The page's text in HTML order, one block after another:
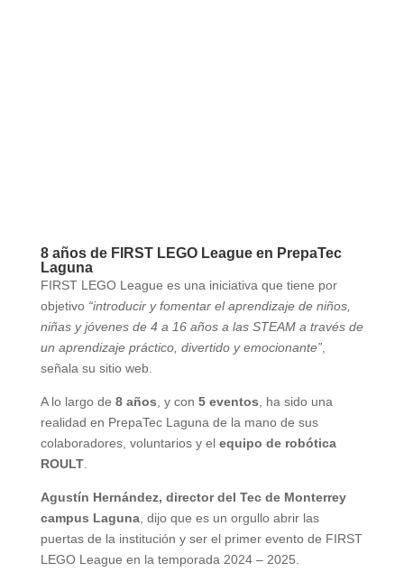
8 años de FIRST LEGO League en PrepaTec
Laguna
FIRST LEGO League es una iniciativa que tiene por
objetivo “introducir y fomentar el aprendizaje de niños,
niñas y jóvenes de 4 a 16 años a las STEAM a través de
un aprendizaje práctico, divertido y emocionante”,
señala su sitio web.
A lo largo de 8 años , y con 5 eventos , ha sido una
realidad en PrepaTec Laguna de la mano de sus
colaboradores, voluntarios y el equipo de robótica
ROULT.
Agustín Hernández, director del Tec de Monterrey
campus Laguna, dijo que es un orgullo abrir las
puertas de la institución y ser el primer evento de FIRST
LEGO League en la temporada 2024 – 2025.